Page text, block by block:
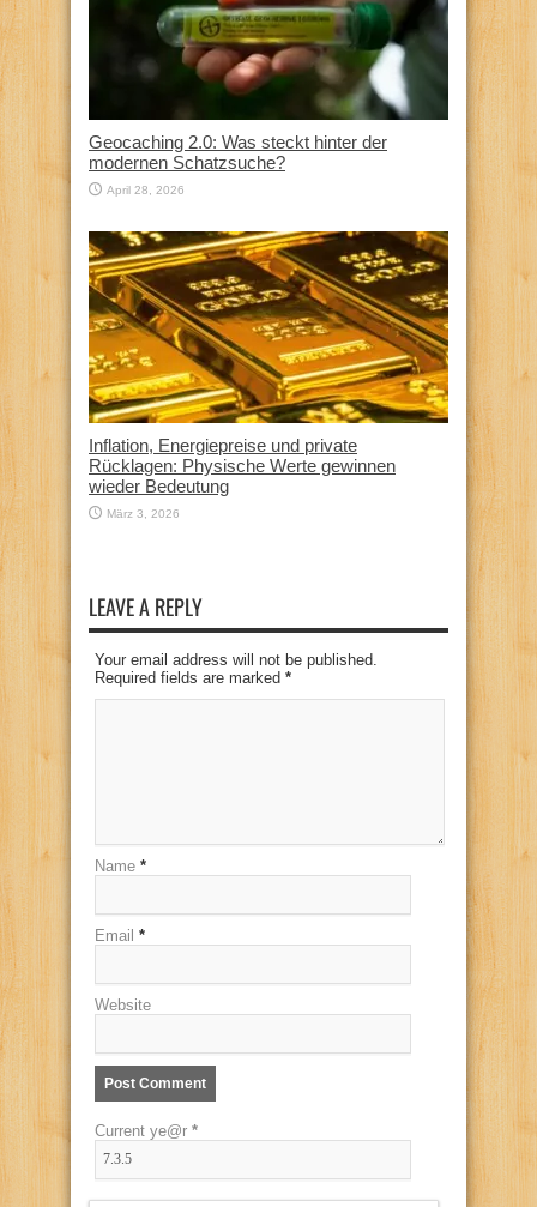
Geocaching 2.0: Was steckt hinter der
modernen Schatzsuche?
April 28, 2026
Inflation, Energiepreise und private
Rücklagen: Physische Werte gewinnen
wieder Bedeutung
März 3, 2026
LEAVE A REPLY
Your email address will not be published.
Required fields are marked *
Name *
Email *
Website
Current ye@r *